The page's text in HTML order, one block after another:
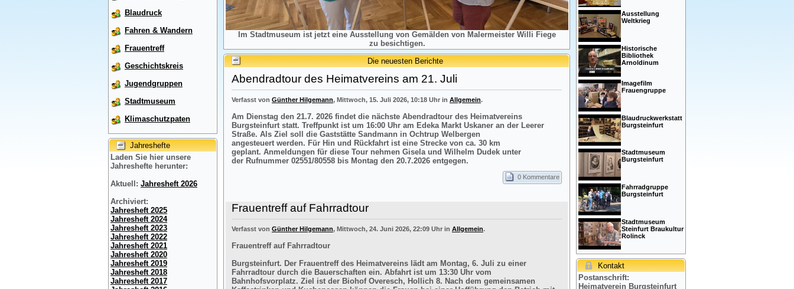
Blaudruck
Fahren & Wandern
Frauentreff
Geschichtskreis
Jugendgruppen
Stadtmuseum
Klimaschutzpaten
Jahreshefte
Laden Sie hier unsere
Jahreshefte herunter:
Aktuell: Jahresheft 2026
Archiviert:
Jahresheft 2025
Jahresheft 2024
Jahresheft 2023
Jahresheft 2022
Jahresheft 2021
Jahresheft 2020
Jahresheft 2019
Jahresheft 2018
Jahresheft 2017
Im Stadtmuseum ist jetzt eine Ausstellung von Gemälden von Malermeister Willi Fiege
zu besichtigen.
Die neuesten Berichte
Abendradtour des Heimatvereins am 21. Juli
Verfasst von Günther Hilgemann, Mittwoch, 15. Juli 2026, 10:18 Uhr in Allgemein.
Am Dienstag den 21.7. 2026 findet die nächste Abendradtour des Heimatvereins
Burgsteinfurt statt. Treffpunkt ist um 16:00 Uhr am Edeka Markt Uskaner an der Leerer
Straße. Als Ziel soll die Gaststätte Sandmann in Ochtrup Welbergen
angesteuert werden. Für Hin und Rückfahrt ist eine Strecke von ca. 30 km
geplant. Anmeldungen für diese Tour nehmen Gisela und Wilhelm Dudek unter
der Rufnummer 02551/80558 bis Montag den 20.7.2026 entgegen.
0 Kommentare
Frauentreff auf Fahrradtour
Verfasst von Günther Hilgemann, Mittwoch, 24. Juni 2026, 22:09 Uhr in Allgemein.
Frauentreff auf Fahrradtour
Burgsteinfurt. Der Frauentreff des Heimatvereins lädt am Montag, 6. Juli zu einer
Fahrradtour durch die Bauerschaften ein. Abfahrt ist um 13:30 Uhr vom
Bahnhofsvorplatz. Ziel ist der Biohof Overesch, Hollich 8. Nach dem gemeinsamen
Ausstellung
Weltkrieg
Historische
Bibliothek
Arnoldinum
Imagefilm
Frauengruppe
Blaudruckwerkstatt
Burgsteinfurt
Stadtmuseum
Burgsteinfurt
Fahrradgruppe
Burgsteinfurt
Stadtmuseum
Steinfurt Braukultur
Rolinck
Kontakt
Postanschrift:
Heimatverein Burgsteinfurt